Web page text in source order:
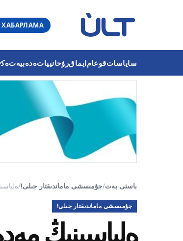
ساياساتقوعامايماقرۋحانيياتەدەبيەت
باستى بەت/جۇمىسشى ماماندىقتار جىلى!/
جۇمىسشى ماماندىقتار جىلى!
ەلباسىنىڭ